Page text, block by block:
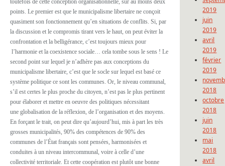
toutefois de cette conception organisationnelle, sur au moins deux
points. Le premier est que le municipalisme libertaire ne conçoit
quasiment son fonctionnement qu’en situations de conflits. Si, par
la discussion et le compromis tirant vers le haut, on peut éviter la
confrontation et la belligérance, c’est toujours mieux pour
l’harmonie et la coexistence sociale… cela tombe sous le sens ! Le
second point sur lequel je n’adhère pas aux conceptions du
municipalisme libertaire, c’est que le socle sur lequel est basé ce
système politique ce sont les communes. Or, le niveau communal,
s’il est certes le plus proche du citoyen, n’est pas le plus pertinent
pour élaborer et mettre en oeuvre des politiques nécessitant
une globalisation de la réflexion, de l’organisation et des moyens.
En forçant le trait, on peut dire qu’aujourd’hui, mis à part les très
grosses municipalités, 90% des compétences de 90% des
communes de l’État français sont pensées, harmonisées et
conduites à un niveau intercommunal, voire à celle d’une
collectivité territoriale. Et cette coopération est plutôt une bonne
2019
juin
2019
avril
2019
février
2019
2018
octobre
2018
juin
2018
mai
2018
avril